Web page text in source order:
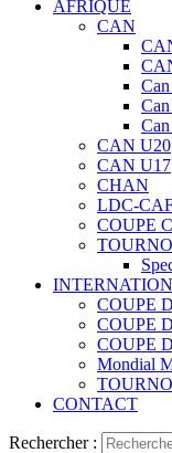
AFRIQUE
CAN
CAN U20
CAN U17
CHAN
LDC-
COUPE
COUPE
COUPE
COUPE
Mondial
CONTACT
Rechercher :